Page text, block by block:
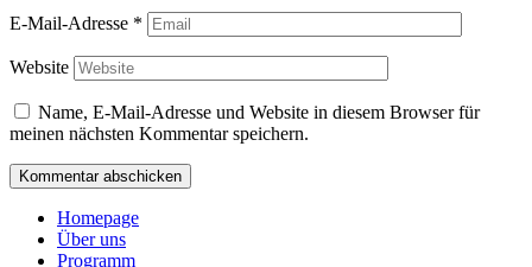
E-Mail-Adresse *
Website
Name, E-Mail-Adresse und Website in diesem Browser für
meinen nächsten Kommentar speichern.
Homepage
Über uns
Programm